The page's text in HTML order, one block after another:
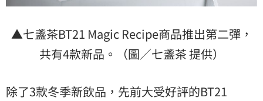
▲七盞茶BT21 Magic Recipe商品推出第二彈，
共有4款新品。（圖／七盞茶 提供）
除了3款冬季新飲品，先前大受好評的BT21